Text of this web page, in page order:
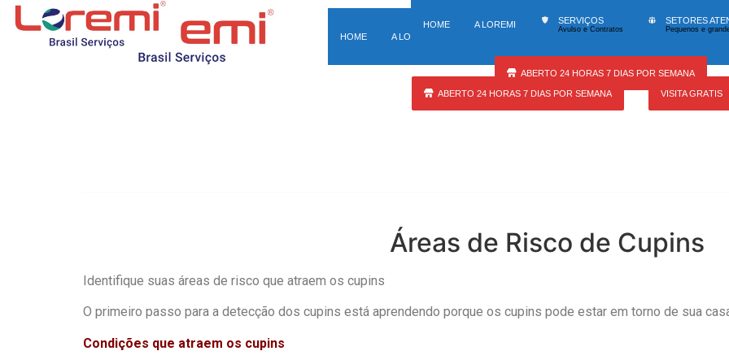
HOME A LOREMI SETORES ATENDIDOS
ABERTO 24 HORAS 7 DIAS POR SEMANA VISITA GRÁTIS
HOME A LOREMI SERVIÇOS
Avulso e Contratos
SETORES
Pequenos e
ABERTO 24 HORAS 7 DIAS POR SEMANA
Áreas de Risco de Cupins
Identifique suas áreas de risco que atraem os cupins
O primeiro passo para a detecção dos cupins está aprendendo porque os cupins pode estar em torno de sua
Condições que atraem os cupins